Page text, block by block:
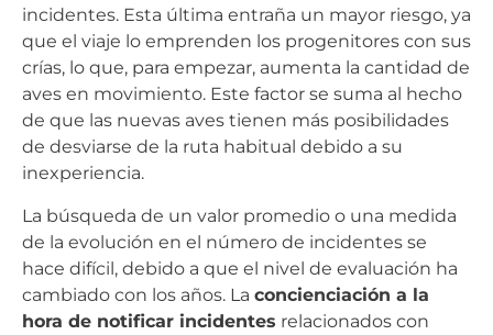
incidentes. Esta última entraña un mayor riesgo, ya
que el viaje lo emprenden los progenitores con sus
crías, lo que, para empezar, aumenta la cantidad de
aves en movimiento. Este factor se suma al hecho
de que las nuevas aves tienen más posibilidades
de desviarse de la ruta habitual debido a su
inexperiencia.
La búsqueda de un valor promedio o una medida
de la evolución en el número de incidentes se
hace difícil, debido a que el nivel de evaluación ha
cambiado con los años. La concienciación a la
hora de notificar incidentes relacionados con